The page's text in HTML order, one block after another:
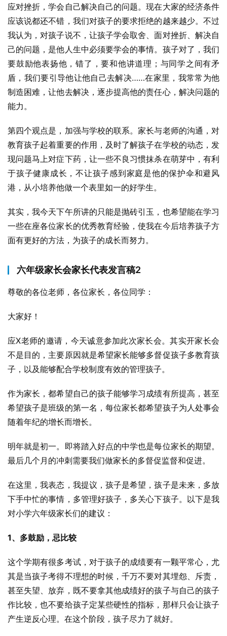
应对挫折，学会自己解决自己的问题。现在大家的经济条件
应该说都还不错，我们对孩子的要求拒绝的越来越少。不过
我认为，对孩子说不，让孩子学会取舍、面对挫折、解决自
己的问题，是他人生中必须要学会的事情。孩子对了，我们
要鼓励他表扬他，错了，要和他讲道理；与同学之间有矛
盾，我们要引导他让他自己去解决……在家里，我常常为他
制造困难，让他去解决，逐步提高他的责任心，解决问题的
能力。
第四个观点是，加强与学校的联系。家长与老师的沟通，对
教育孩子起着重要的作用，及时了解孩子在学校的动态，发
现问题马上对症下药，让一些不良习惯抹杀在萌芽中，有利
于孩子健康成长，不让孩子感到家庭是他的保护伞和避风
港，从小培养他做一个表里如一的好学生。
其实，我今天下午所讲的只能是抛砖引玉，也希望能在学习
一些在座各位家长的优秀教育经验，使我在今后培养孩子方
面有更好的方法，为孩子的成长而努力。
六年级家长会家长代表发言稿2
尊敬的各位老师，各位家长，各位同学：
大家好！
应X老师的邀请，今天诚意参加此次家长会。其实开家长会
不是目的，主要原因就是希望家长能够多督促孩子多教育孩
子，以及能够配合学校制度有效的管理孩子。
作为家长，都希望自己的孩子能够学习成绩有所提高，甚至
希望孩子是班级的第一名，每位家长都希望孩子为人处事会
随着年纪的增长而增长。
明年就是初一。即将踏入好点的中学也是每位家长的期望。
最后几个月的冲刺需要我们做家长的多督促监督和促进。
在这里，我表态，我提议，孩子是希望，孩子是未来，多放
下手中忙的事情，多管理好孩子，多关心下孩子。以下是我
对小学六年级家长们的建议：
1、多鼓励，忌比较
这个学期有很多考试，对于孩子的成绩要有一颗平常心，尤
其是当孩子考得不理想的时候，千万不要对其埋怨、斥责，
甚至失望、放弃，既不要拿其他成绩好的孩子与自己的孩子
作比较，也不要给孩子定某些硬性的指标，那样只会让孩子
产生逆反心理。在这个阶段，孩子尽力了就好。